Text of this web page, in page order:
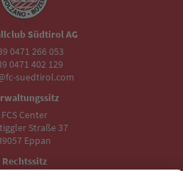
Südtirol AG
0471 266 053
0471 402 129
suedtirol.com
FCS Center
Straße 37
Eppan
Rechtssitz